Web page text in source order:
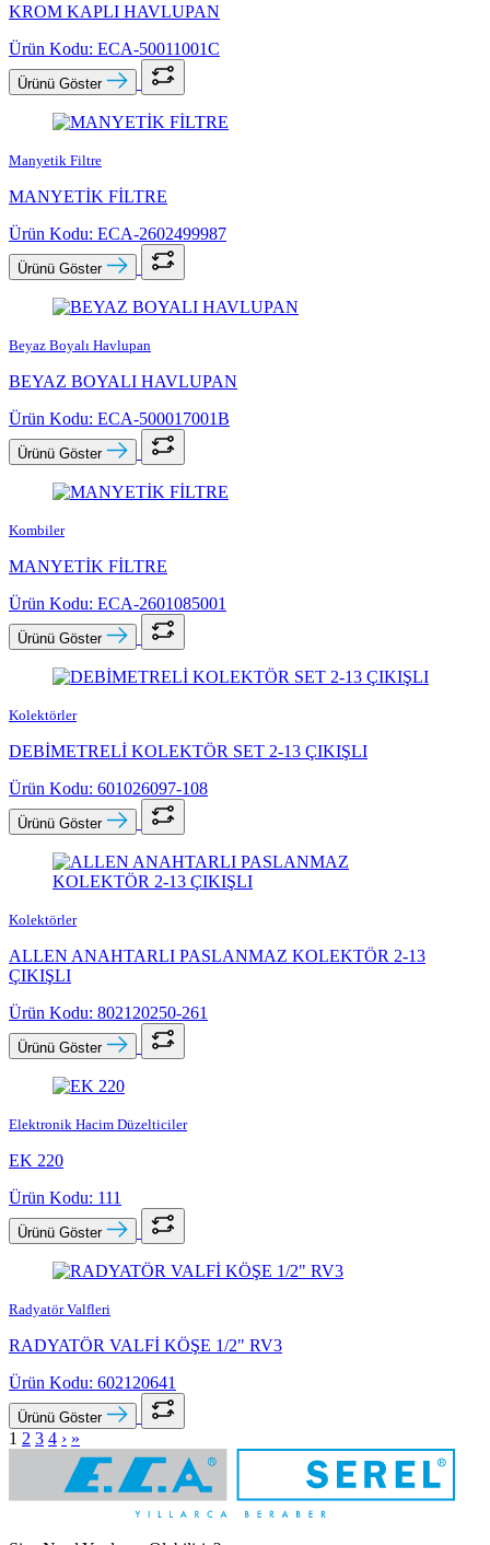
KROM KAPLI HAVLUPAN
Ürün Kodu: ECA-50011001C
Ürünü Göster
Manyetik Filtre
MANYETİK FİLTRE
Ürün Kodu: ECA-2602499987
Ürünü Göster
Beyaz Boyalı Havlupan
BEYAZ BOYALI HAVLUPAN
Ürün Kodu: ECA-500017001B
Ürünü Göster
Kombiler
MANYETİK FİLTRE
Ürün Kodu: ECA-2601085001
Ürünü Göster
Kolektörler
DEBİMETRELİ KOLEKTÖR SET 2-13 ÇIKIŞLI
Ürün Kodu: 601026097-108
Ürünü Göster
Kolektörler
ALLEN ANAHTARLI PASLANMAZ KOLEKTÖR 2-13
ÇIKIŞLI
Ürün Kodu: 802120250-261
Ürünü Göster
Elektronik Hacim Düzelticiler
EK 220
Ürün Kodu: 111
Ürünü Göster
Radyatör Valfleri
RADYATÖR VALFİ KÖŞE 1/2" RV3
Ürün Kodu: 602120641
Ürünü Göster
1 2 3 4 › »